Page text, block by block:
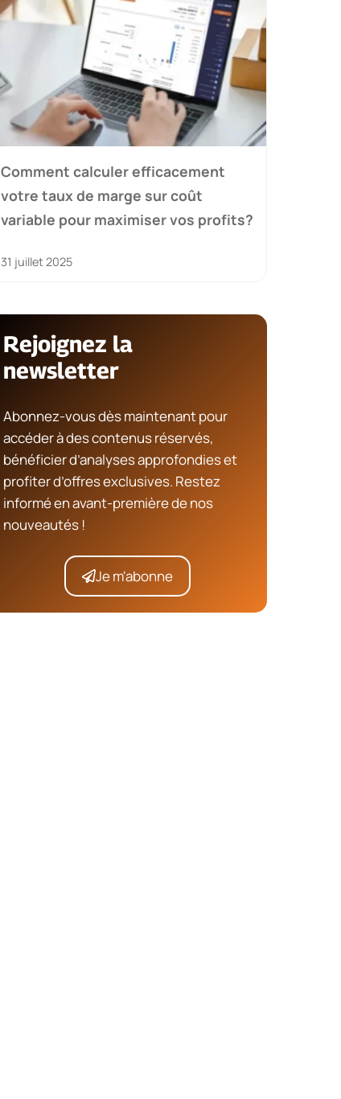
Comment calculer efficacement
votre taux de marge sur coût
variable pour maximiser vos profits?
31 juillet 2025
Rejoignez la
newsletter
Abonnez-vous dès maintenant pour
accéder à des contenus réservés,
bénéficier d’analyses approfondies et
profiter d’offres exclusives. Restez
informé en avant-première de nos
nouveautés !
Je m'abonne